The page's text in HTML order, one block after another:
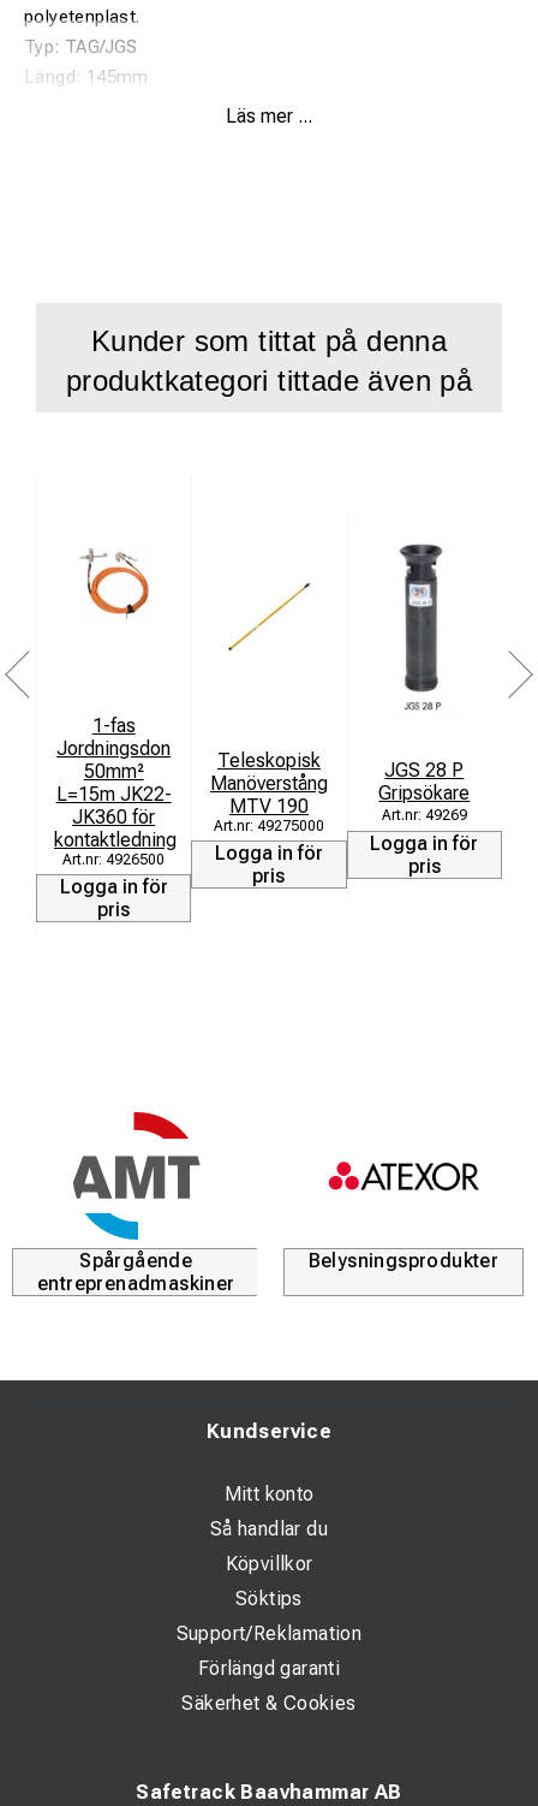
polyetenplast.
Typ: TAG/JGS
Längd: 145mm
Läs mer ...
Kunder som tittat på denna
produktkategori tittade även på
1-fas
Jordningsdon
50mm²
L=15m JK22-
JK360 för
kontaktledning
4926500
Logga in för
pris
Teleskopisk
Manöverstång
MTV 190
49275000
Logga in för
pris
JGS 28 P
Gripsökare
49269
Logga in för
pris
Spårgående
entreprenadmaskiner
Belysningsprodukter
Safetrack Baavhammar AB
Kundservice
Mitt konto
Så handlar du
Köpvillkor
Söktips
Support/Reklamation
Förlängd garanti
Säkerhet & Cookies